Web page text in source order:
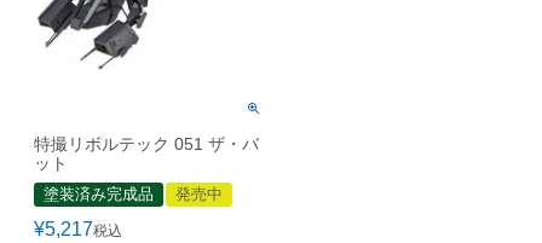
特撮リボルテック 051 ザ・バ
ット
塗装済み完成品 発売中
¥5,217税込